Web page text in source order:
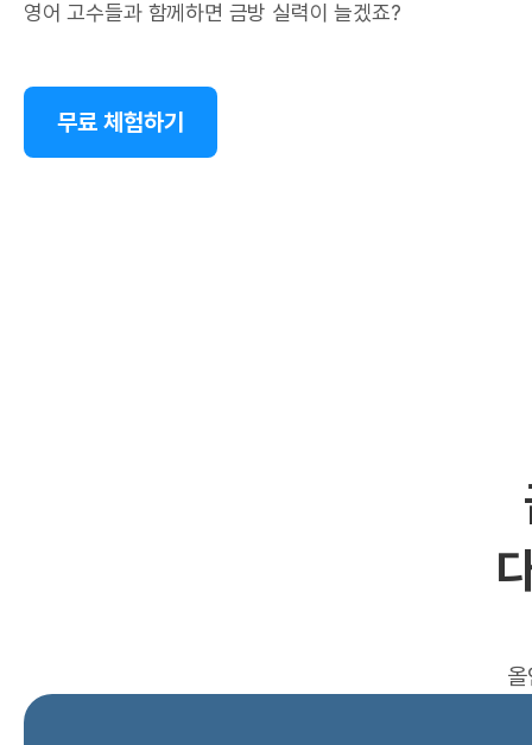
영어 고수들과 함께하면 금방 실력이 늘겠죠?
무료 체험하기